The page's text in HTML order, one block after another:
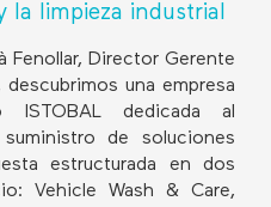
la limpieza industrial
Fenollar, Director Gerente
descubrimos una empresa
ISTOBAL dedicada al
de soluciones
estructurada en dos
Vehicle Wash & Care,